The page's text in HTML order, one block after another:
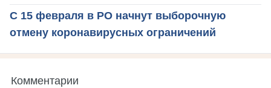
С 15 февраля в РО начнут выборочную
отмену коронавирусных ограничений
Комментарии